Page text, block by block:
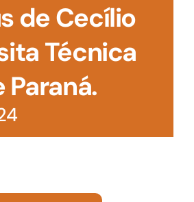
de Cecílio
Técnica
Paraná.